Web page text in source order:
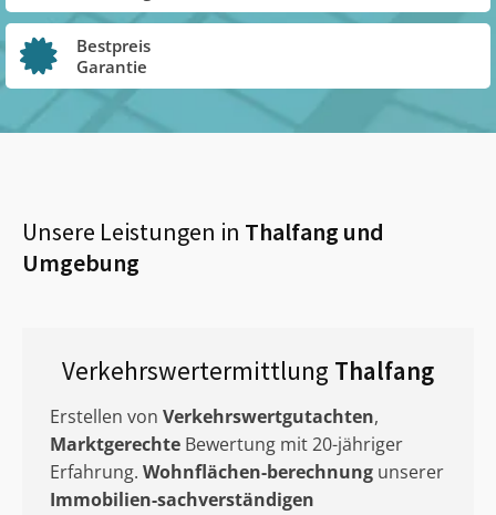
Bestpreis
Garantie
Unsere Leistungen in Thalfang und
Umgebung
Verkehrswertermittlung Thalfang
Erstellen von Verkehrswertgutachten,
Marktgerechte Bewertung mit 20-jähriger
Erfahrung. Wohnflächen-berechnung unserer
Immobilien-sachverständigen